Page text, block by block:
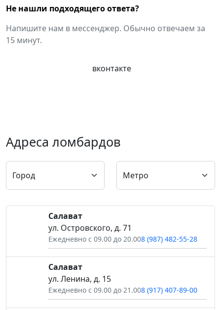
Не нашли подходящего ответа?
Напишите нам в мессенджер. Обычно отвечаем за
15 минут.
вконтакте
Адреса ломбардов
Салават
ул. Островского, д. 71
Ежедневно с 09.00 до 20.008 (987) 482-55-28
Салават
ул. Ленина, д. 15
Ежедневно с 09.00 до 21.008 (917) 407-89-00